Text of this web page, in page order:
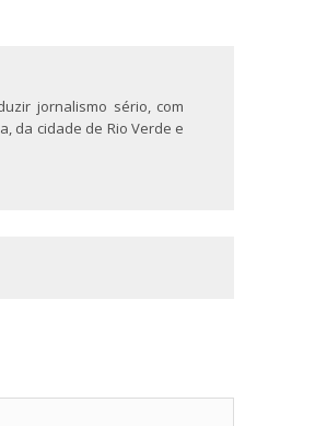
jornalismo sério, com
da cidade de Rio Verde e